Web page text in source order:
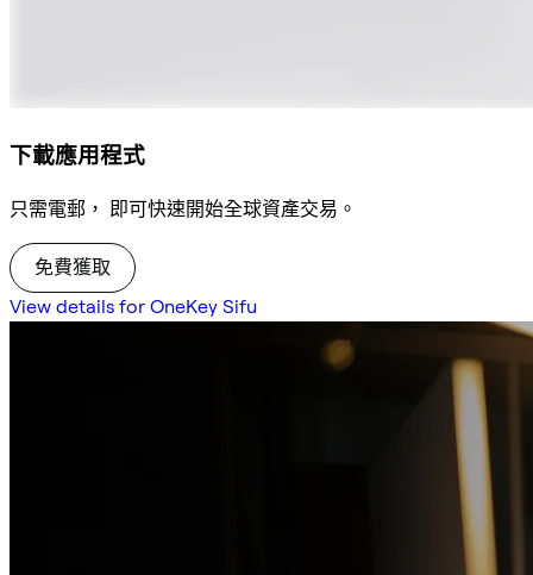
下載應用程式
只需電郵， 即可快速開始全球資產交易。
免費獲取
View details for OneKey Sifu